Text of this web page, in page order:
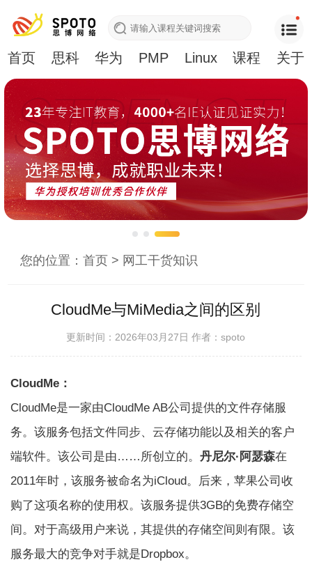
首页 思科 华为 PMP Linux 课程 关于
您的位置：首页 > 网工干货知识
CloudMe与MiMedia之间的区别
更新时间：2026年03月27日作者：spoto
CloudMe：
CloudMe是一家由CloudMe AB公司提供的文件存储服
务。该服务包括文件同步、云存储功能以及相关的客户
端软件。该公司是由……所创立的。丹尼尔·阿瑟森在
2011年时，该服务被命名为iCloud。后来，苹果公司收
购了这项名称的使用权。该服务提供3GB的免费存储空
间。对于高级用户来说，其提供的存储空间则有限。该
服务最大的竞争对手就是Dropbox。